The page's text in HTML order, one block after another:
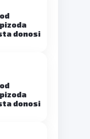
donosi
donosi